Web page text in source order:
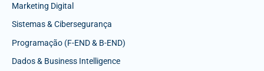
Marketing Digital
Sistemas & Cibersegurança
Programação (F-END & B-END)
Dados & Business Intelligence